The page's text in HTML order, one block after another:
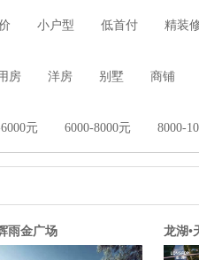
小户型 低首付 精装
房 洋房 别墅 商铺
元 6000-8000元
雨金广场 龙湖•